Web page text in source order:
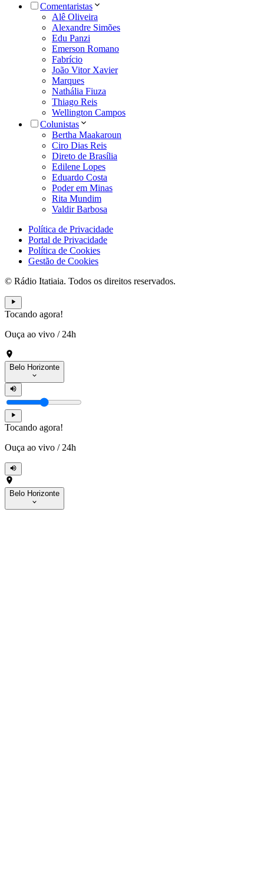
Comentaristas
Alê Oliveira
Alexandre Simões
Edu Panzi
Emerson Romano
Fabrício
João Vitor Xavier
Marques
Nathália Fiuza
Thiago Reis
Wellington Campos
Colunistas
Bertha Maakaroun
Ciro Dias Reis
Direto de Brasília
Edilene Lopes
Eduardo Costa
Poder em Minas
Rita Mundim
Valdir Barbosa
Política de Privacidade
Portal de Privacidade
Política de Cookies
Gestão de Cookies
© Rádio Itatiaia. Todos os direitos reservados.
Tocando agora!
Ouça ao vivo / 24h
Belo Horizonte
Tocando agora!
Ouça ao vivo / 24h
Belo Horizonte